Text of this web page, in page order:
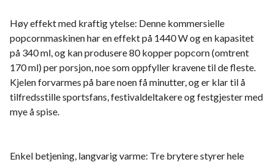
Høy effekt med kraftig ytelse: Denne kommersielle
popcornmaskinen har en effekt på 1440 W og en kapasitet
på 340 ml, og kan produsere 80 kopper popcorn (omtrent
170 ml) per porsjon, noe som oppfyller kravene til de fleste.
Kjelen forvarmes på bare noen få minutter, og er klar til å
tilfredsstille sportsfans, festivaldeltakere og festgjester med
mye å spise.
Enkel betjening, langvarig varme: Tre brytere styrer hele